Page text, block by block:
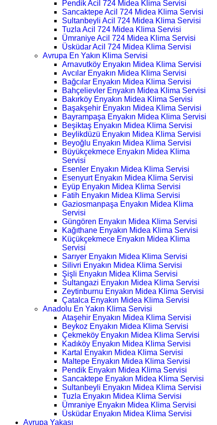
Pendik Acil 724 Midea Klima Servisi
Sancaktepe Acil 724 Midea Klima Servisi
Sultanbeyli Acil 724 Midea Klima Servisi
Tuzla Acil 724 Midea Klima Servisi
Ümraniye Acil 724 Midea Klima Servisi
Üsküdar Acil 724 Midea Klima Servisi
Avrupa En Yakın Klima Servisi
Arnavutköy Enyakın Midea Klima Servisi
Avcılar Enyakın Midea Klima Servisi
Bağcılar Enyakın Midea Klima Servisi
Bahçelievler Enyakın Midea Klima Servisi
Bakırköy Enyakın Midea Klima Servisi
Başakşehir Enyakın Midea Klima Servisi
Bayrampaşa Enyakın Midea Klima Servisi
Beşiktaş Enyakın Midea Klima Servisi
Beylikdüzü Enyakın Midea Klima Servisi
Beyoğlu Enyakın Midea Klima Servisi
Büyükçekmece Enyakın Midea Klima
Servisi
Esenler Enyakın Midea Klima Servisi
Esenyurt Enyakın Midea Klima Servisi
Eyüp Enyakın Midea Klima Servisi
Fatih Enyakın Midea Klima Servisi
Gaziosmanpaşa Enyakın Midea Klima
Servisi
Güngören Enyakın Midea Klima Servisi
Kağıthane Enyakın Midea Klima Servisi
Küçükçekmece Enyakın Midea Klima
Servisi
Sarıyer Enyakın Midea Klima Servisi
Silivri Enyakın Midea Klima Servisi
Şişli Enyakın Midea Klima Servisi
Sultangazi Enyakın Midea Klima Servisi
Zeytinburnu Enyakın Midea Klima Servisi
Çatalca Enyakın Midea Klima Servisi
Anadolu En Yakın Klima Servisi
Ataşehir Enyakın Midea Klima Servisi
Beykoz Enyakın Midea Klima Servisi
Çekmeköy Enyakın Midea Klima Servisi
Kadıköy Enyakın Midea Klima Servisi
Kartal Enyakın Midea Klima Servisi
Maltepe Enyakın Midea Klima Servisi
Pendik Enyakın Midea Klima Servisi
Sancaktepe Enyakın Midea Klima Servisi
Sultanbeyli Enyakın Midea Klima Servisi
Tuzla Enyakın Midea Klima Servisi
Ümraniye Enyakın Midea Klima Servisi
Üsküdar Enyakın Midea Klima Servisi
Avrupa Yakası